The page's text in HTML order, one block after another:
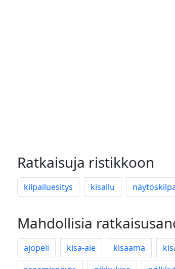
Ratkaisuja ristikkoon
kilpailuesitys kisailu
Mahdollisia
ajopeli kisa-aie kisaama